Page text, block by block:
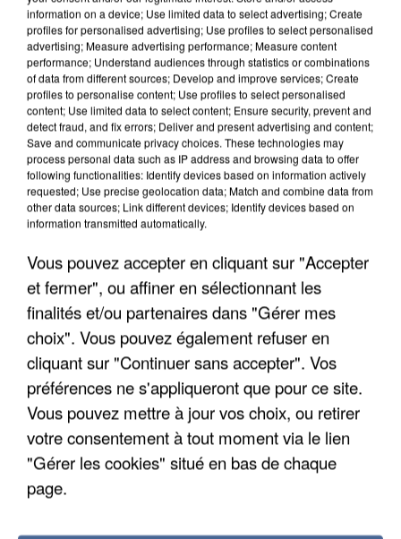
APRÈS TOUTES CES CANICULES, LES REFUGES
DE FAUNE SAUVAGE SONT...
information on a device; Use limited data to select advertising; Create
profiles for personalised advertising; Use profiles to select personalised
advertising; Measure advertising performance; Measure content
performance; Understand audiences through statistics or combinations
of data from different sources; Develop and improve services; Create
profiles to personalise content; Use profiles to select personalised
content; Use limited data to select content; Ensure security, prevent and
detect fraud, and fix errors; Deliver and present advertising and content;
Save and communicate privacy choices. These technologies may
process personal data such as IP address and browsing data to offer
following functionalities: Identify devices based on information actively
requested; Use precise geolocation data; Match and combine data from
other data sources; Link different devices; Identify devices based on
information transmitted automatically.
Vous pouvez accepter en cliquant sur "Accepter
et fermer", ou affiner en sélectionnant les
finalités et/ou partenaires dans "Gérer mes
choix". Vous pouvez également refuser en
cliquant sur "Continuer sans accepter". Vos
préférences ne s'appliqueront que pour ce site.
Vous pouvez mettre à jour vos choix, ou retirer
votre consentement à tout moment via le lien
"Gérer les cookies" situé en bas de chaque
page.